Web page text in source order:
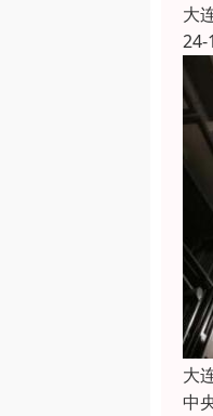
大
24-
大
中